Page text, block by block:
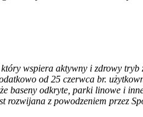
wspiera aktywny i zdrowy
od 25 czerwca br.
odkryte, parki linowe i
z powodzeniem przez